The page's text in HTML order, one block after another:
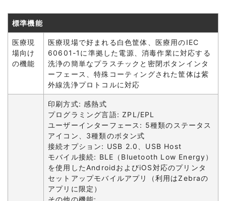
標準機能
医療現
場向け
の機能
医療現場で好まれる白色筐体、医療用のIEC
60601-1に準拠した電源、消毒作業に対応する
洗浄の簡単なプラスチックと密閉ボタンインタ
ーフェース、特殊コーティングされた筐体は紫
外線洗浄プロトコルに対応
印刷方式: 感熱式
プログラミング言語: ZPL/EPL
ユーザーインターフェース: 5種類のステータス
アイコン、3種類のボタン式
接続オプション: USB 2.0、USB Host
モバイル接続: BLE（Bluetooth Low Energy）
を使用したAndroidおよびiOS対応のプリンタ
セットアップモバイルアプリ（利用はZebraの
アプリに限定）
その他の機能: